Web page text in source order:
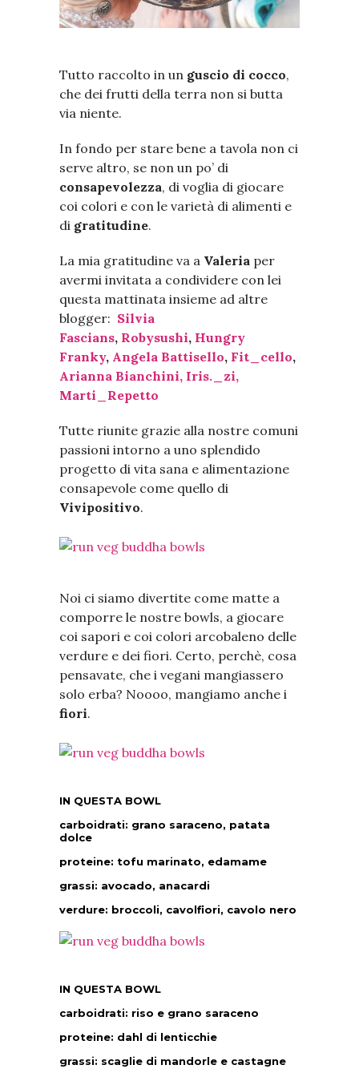
Tutto raccolto in un guscio di cocco,
che dei frutti della terra non si butta
via niente.
In fondo per stare bene a tavola non ci
serve altro, se non un po’ di
consapevolezza, di voglia di giocare
coi colori e con le varietà di alimenti e
di gratitudine.
La mia gratitudine va a Valeria per
avermi invitata a condividere con lei
questa mattinata insieme ad altre
blogger: Silvia
Fascians, Robysushi, Hungry
Franky, Angela Battisello, Fit_cello,
Arianna Bianchini, Iris._zi,
Marti_Repetto
Tutte riunite grazie alla nostre comuni
passioni intorno a uno splendido
progetto di vita sana e alimentazione
consapevole come quello di
Vivipositivo.
Noi ci siamo divertite come matte a
comporre le nostre bowls, a giocare
coi sapori e coi colori arcobaleno delle
verdure e dei fiori. Certo, perchè, cosa
pensavate, che i vegani mangiassero
solo erba? Noooo, mangiamo anche i
fiori.
IN QUESTA BOWL
carboidrati: grano saraceno, patata
dolce
proteine: tofu marinato, edamame
grassi: avocado, anacardi
verdure: broccoli, cavolfiori, cavolo nero
IN QUESTA BOWL
carboidrati: riso e grano saraceno
proteine: dahl di lenticchie
grassi: scaglie di mandorle e castagne